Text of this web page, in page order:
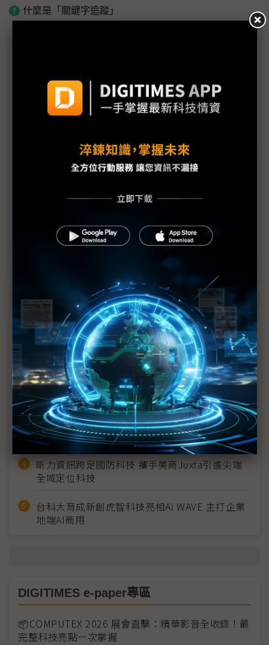
什麼是「關鍵字追蹤」
MLCC訂單過熱、出貨比創高 村田示警全球AI基
建熱潮將趨緩
英特爾EMIB良率達標 聯發科第2代ASIC產品
採用NVIDIA
光進銅退更明確？ 聯發科估SerDes 448G為銅
商情焦點
系統內部電路中 主晶片內部電源提供EOS防護
屏南偏鄉智慧韌性扎根 東港安泰醫院導入AI影像
辨識
英特蒙以新一代即時軟體推動工業控制革新
昕力資訊跨足國防科技 攜手美商Juxta引進尖端
全域定位科技
台科大育成新創虎智科技亮相AI WAVE 主打企業
地端AI商用
DIGITIMES e-paper專區
📦COMPUTEX 2026 展會直擊：精華影音全收錄！最
完整科技亮點一次掌握